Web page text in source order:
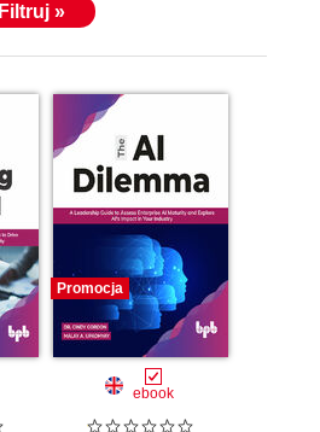
Filtruj »
Promocja
ebook